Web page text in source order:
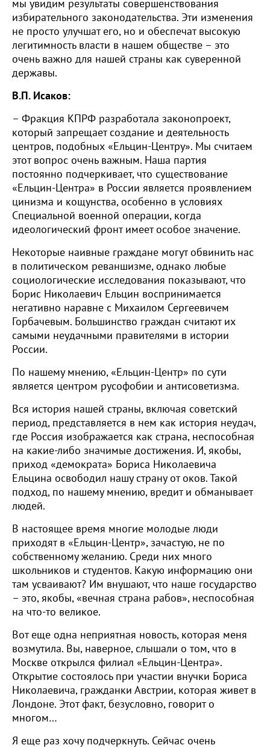
мы увидим результаты совершенствования
избирательного законодательства. Эти изменения
не просто улучшат его, но и обеспечат высокую
легитимность власти в нашем обществе – это
очень важно для нашей страны как суверенной
державы.
В.П. Исаков:
– Фракция КПРФ разработала законопроект,
который запрещает создание и деятельность
центров, подобных «Ельцин-Центру». Мы считаем
этот вопрос очень важным. Наша партия
постоянно подчеркивает, что существование
«Ельцин-Центра» в России является проявлением
цинизма и кощунства, особенно в условиях
Специальной военной операции, когда
идеологический фронт имеет особое значение.
Некоторые наивные граждане могут обвинить нас
в политическом реваншизме, однако любые
социологические исследования показывают, что
Борис Николаевич Ельцин воспринимается
негативно наравне с Михаилом Сергеевичем
Горбачевым. Большинство граждан считают их
самыми неудачными правителями в истории
России.
По нашему мнению, «Ельцин-Центр» по сути
является центром русофобии и антисоветизма.
Вся история нашей страны, включая советский
период, представляется в нем как история неудач,
где Россия изображается как страна, неспособная
на какие-либо значимые достижения. И, якобы,
приход «демократа» Бориса Николаевича
Ельцина освободил нашу страну от оков. Такой
подход, по нашему мнению, вредит и обманывает
людей.
В настоящее время многие молодые люди
приходят в «Ельцин-Центр», зачастую, не по
собственному желанию. Среди них много
школьников и студентов. Какую информацию они
там усваивают? Им внушают, что наше государство
– это, якобы, «вечная страна рабов», неспособная
на что-то великое.
Вот еще одна неприятная новость, которая меня
возмутила. Вы, наверное, слышали о том, что в
Москве открылся филиал «Ельцин-Центра».
Открытие состоялось при участии внучки Бориса
Николаевича, гражданки Австрии, которая живет в
Лондоне. Этот факт, безусловно, говорит о
многом…
Я еще раз хочу подчеркнуть. Сейчас очень